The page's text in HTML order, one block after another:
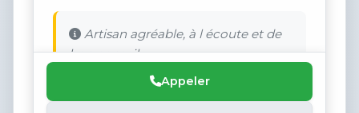
Artisan agréable, à l écoute et de
bon conseil.
Appeler